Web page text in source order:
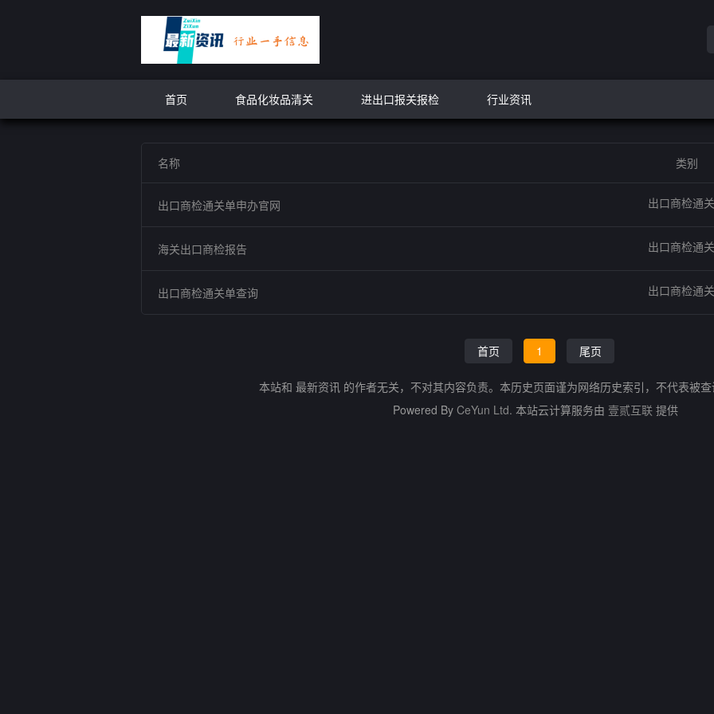
首页 食品化妆品清关 进出口报关报检 行业资讯
名称 类别
出口商检通关单申办官网 出口商检通
海关出口商检报告 出口商检通
出口商检通关单查询 出口商检通
首页 1 尾页
本站和 最新资讯 的作者无关，不对其内容负责。本历史页面谨为网络历史索引，不代表被查
Powered By CeYun Ltd. 本站云计算服务由 壹贰互联 提供